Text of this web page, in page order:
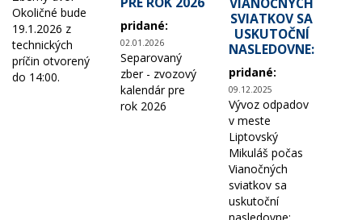
Okoličné bude
19.1.2026 z
technických
príčin otvorený
do 14:00.
pridané:
02.01.2026
Separovaný
zber - zvozový
kalendár pre
rok 2026
SVIATKOV SA
USKUTOČNÍ
NASLEDOVNE:
pridané:
09.12.2025
Vývoz odpadov
v meste
Liptovský
Mikuláš počas
Vianočných
sviatkov sa
uskutoční